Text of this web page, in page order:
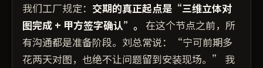
我们工厂规定： 交期的真正起点是“三维立体对
图完成 + 甲方签字确认”。 在这个节点之前，所
有沟通都是准备阶段。刘总常说：“宁可前期多
花两天对图，也绝不让问题留到安装现场。” 我